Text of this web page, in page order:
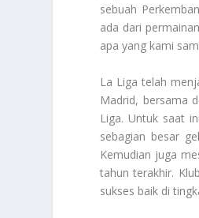
sebuah
ada dari
apa yang kami
La Liga telah
Madrid, bersama
Liga. Untuk saat
sebagian besar
Kemudian juga
tahun terakhir.
sukses baik di